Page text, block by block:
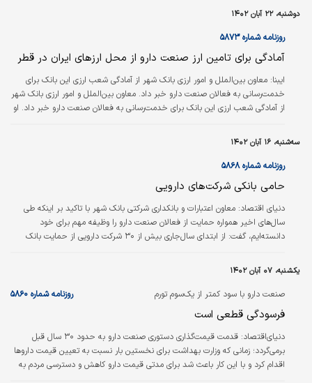
روش‌های قیمت‌گذاری مرجع) منجر به افزایش غیرمنطقی هزینه‌های بیماران می‌شود.
صرف توسعه صنعت دارو می‌شد، می‌تواند باعث توقف…
دوشنبه، ۲۲ آبان ۱۴۰۲
روزنامه شماره ۵۸۷۳
آمادگی برای تامین ارز صنعت دارو از محل ارزهای ایران در قطر
ایبنا: معاون بین‌الملل و امور ارزی بانک شهر از آمادگی شعب ارزی این بانک برای
خدمت‌رسانی به فعالان صنعت دارو خبر داد. معاون بین‌الملل و امور ارزی بانک شهر
از آمادگی شعب ارزی این بانک برای خدمت‌رسانی به فعالان صنعت دارو خبر داد. او
بانک و به منظور حمایت از امنیت بهداشتی و دارویی کشور، بانک شهر صرفا در
فعالان صنعت دارو کرده است.
سه‌شنبه، ۱۶ آبان ۱۴۰۲
روزنامه شماره ۵۸۶۸
حامی بانکی شرکت‌های دارویی
دنیای اقتصاد: معاون اعتبارات و بانکداری شرکتی بانک شهر با تاکید بر اینکه طی
سال‌های اخیر همواره حمایت از فعالان صنعت دارو را وظیفه مهم برای خود
دانسته‌ایم، گفت: از ابتدای سال‌جاری بیش از ۳۰ شرکت دارویی از حمایت بانک
اینکه ارائه خدمات مختلف پولی و مالی و همچنین پرداخت تسهیلات به شرکت‌های
چشمگیری داشته است، تصریح کرد: در همین راستا تنها بیش از…
یکشنبه، ۰۷ آبان ۱۴۰۲
صنعت دارو‌ با سود کمتر از یک‌سوم تورم روزنامه شماره ۵۸۶۰
فرسودگی قطعی است
دنیای‌اقتصاد:
قدمت قیمت‌گذاری دستوری صنعت دارو به حدود ۳۰ سال قبل
بر‌می‌گردد؛ زمانی که وزارت بهداشت برای نخستین بار نسبت به تعیین قیمت داروها
اقدام کرد و با این کار باعث شد برای مدتی قیمت دارو کاهش و دسترسی مردم به